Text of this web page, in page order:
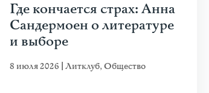
Где кончается страх: Анна
Сандермоен о литературе
и выборе
8 июля 2026 Литклуб,Общество